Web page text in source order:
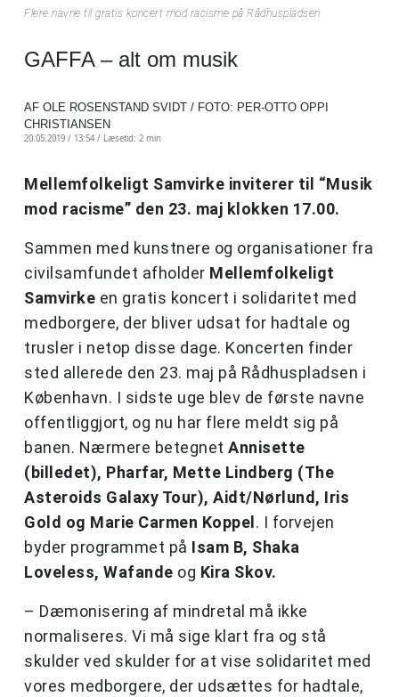
Flere navne til gratis koncert mod racisme på Rådhuspladsen
GAFFA – alt om musik
AF OLE ROSENSTAND SVIDT / FOTO: PER-OTTO OPPI
CHRISTIANSEN
20.05.2019 / 13:54 / Læsetid: 2 min
Mellemfolkeligt Samvirke inviterer til “Musik
mod racisme” den 23. maj klokken 17.00.
Sammen med kunstnere og organisationer fra
civilsamfundet afholder Mellemfolkeligt
Samvirke en gratis koncert i solidaritet med
medborgere, der bliver udsat for hadtale og
trusler i netop disse dage. Koncerten finder
sted allerede den 23. maj på Rådhuspladsen i
København. I sidste uge blev de første navne
offentliggjort, og nu har flere meldt sig på
banen. Nærmere betegnet Annisette
(billedet), Pharfar, Mette Lindberg (The
Asteroids Galaxy Tour), Aidt/Nørlund, Iris
Gold og Marie Carmen Koppel . I forvejen
byder programmet på Isam B, Shaka
Loveless, Wafande og Kira Skov.
– Dæmonisering af mindretal må ikke
normaliseres. Vi må sige klart fra og stå
skulder ved skulder for at vise solidaritet med
vores medborgere, der udsættes for hadtale,